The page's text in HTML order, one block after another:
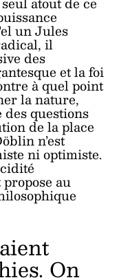
un Jules
il
des
et la foi
à quel point
la nature,
des questions
de la place
n’est
ni optimiste.
au
On